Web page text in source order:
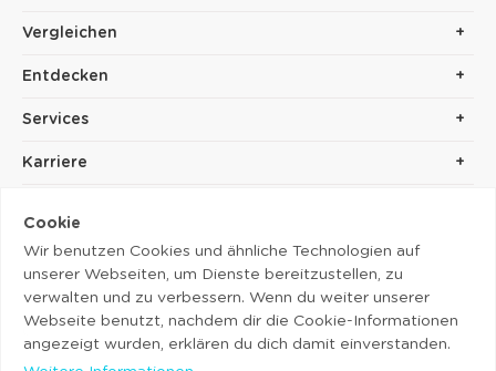
Cookie
Wir benutzen Cookies und ähnliche Technologien auf
unserer Webseiten, um Dienste bereitzustellen, zu
verwalten und zu verbessern. Wenn du weiter unserer
Webseite benutzt, nachdem dir die Cookie-Informationen
angezeigt wurden, erklären du dich damit einverstanden.
Vergleichen
Entdecken
Services
Karriere
Copyright © 2014 - 2026. Cubolis.